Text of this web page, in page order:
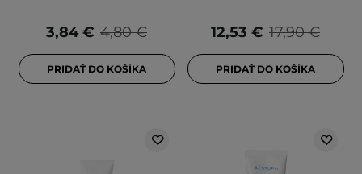
4,80 €
3,84 €
PRIDAŤ DO KOŠÍKA
17,90 €
12,53 €
PRIDAŤ DO KOŠÍKA